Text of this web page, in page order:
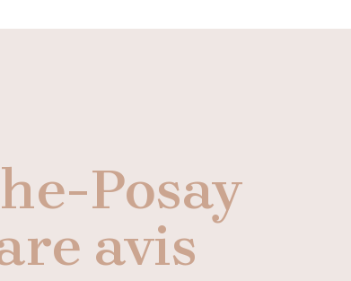
Posay
avis